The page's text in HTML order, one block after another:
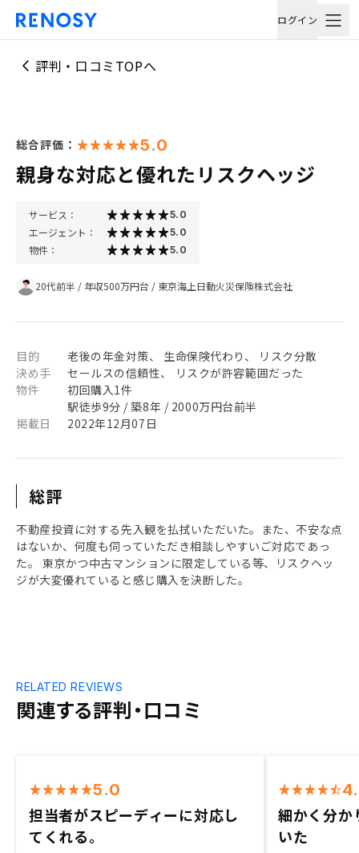
ログイン
評判・口コミTOPへ
総合評価： 5.0
親身な対応と優れたリスクヘッジ
サービス： 5.0
エージェント： 5.0
物件： 5.0
20代前半 / 年収500万円台 / 東京海上日動火災保険株式会社
目的
老後の年金対策、 生命保険代わり、 リスク分散
決め手
セールスの信頼性、 リスクが許容範囲だった
物件
初回購入1件
駅徒歩9分 / 築8年 / 2000万円台前半
掲載日
2022年12月07日
総評
不動産投資に対する先入観を払拭いただいた。また、不安な点
はないか、何度も伺っていただき相談しやすいご対応であっ
た。 東京かつ中古マンションに限定している等、リスクヘッ
ジが大変優れていると感じ購入を決断した。
関連する評判・口コミ
RELATED REVIEWS
5.0
担当者がスピーディーに対応し
てくれる。
細かく分か
いた